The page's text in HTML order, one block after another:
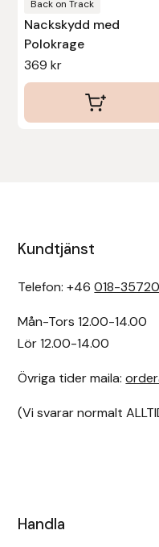
Back on Track
Nackskydd med
Polokrage
369kr
produktsidan
Kundtjänst
Telefon: +46018-
Mån-Tors 12.00-14.00
Lör 12.00-14.00
Övriga tider maila:
(Vi svarar normalt
Handla